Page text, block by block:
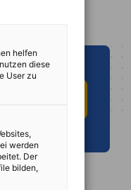
helfen
diese
User zu
werden
Der
bilden,